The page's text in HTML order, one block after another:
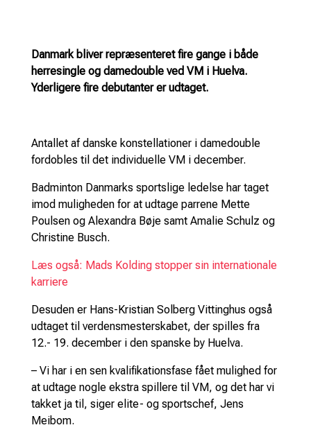
Danmark bliver repræsenteret fire gange i både
herresingle og damedouble ved VM i Huelva.
Yderligere fire debutanter er udtaget.
Antallet af danske konstellationer i damedouble
fordobles til det individuelle VM i december.
Badminton Danmarks sportslige ledelse har taget
imod muligheden for at udtage parrene Mette
Poulsen og Alexandra Bøje samt Amalie Schulz og
Christine Busch.
Læs også: Mads Kolding stopper sin internationale
karriere
Desuden er Hans-Kristian Solberg Vittinghus også
udtaget til verdensmesterskabet, der spilles fra
12.- 19. december i den spanske by Huelva.
– Vi har i en sen kvalifikationsfase fået mulighed for
at udtage nogle ekstra spillere til VM, og det har vi
takket ja til, siger elite- og sportschef, Jens
Meibom.